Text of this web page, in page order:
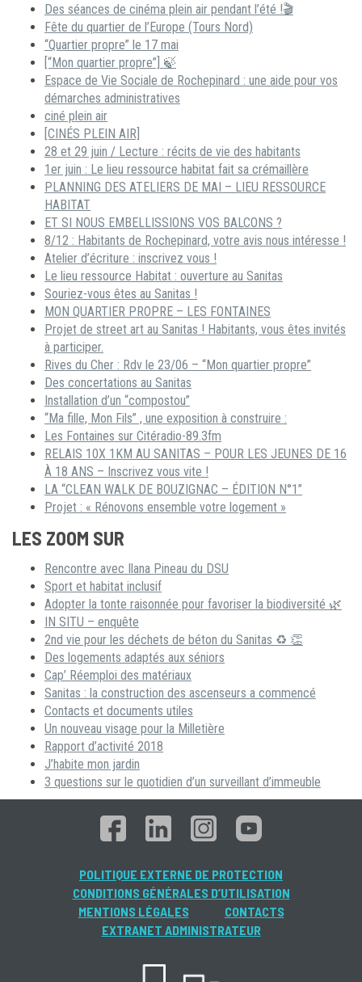
Des séances de cinéma plein air pendant l’été !🎬
Fête du quartier de l’Europe (Tours Nord)
“Quartier propre” le 17 mai
[“Mon quartier propre”] 🍃
Espace de Vie Sociale de Rochepinard : une aide pour vos
démarches administratives
ciné plein air
[CINÉS PLEIN AIR]
28 et 29 juin / Lecture : récits de vie des habitants
1er juin : Le lieu ressource habitat fait sa crémaillère
PLANNING DES ATELIERS DE MAI – LIEU RESSOURCE
HABITAT
ET SI NOUS EMBELLISSIONS VOS BALCONS ?
8/12 : Habitants de Rochepinard, votre avis nous intéresse !
Atelier d’écriture : inscrivez vous !
Le lieu ressource Habitat : ouverture au Sanitas
Souriez-vous êtes au Sanitas !
MON QUARTIER PROPRE – LES FONTAINES
Projet de street art au Sanitas ! Habitants, vous êtes invités
à participer.
Rives du Cher : Rdv le 23/06 – “Mon quartier propre”
Des concertations au Sanitas
Installation d’un “compostou”
“Ma fille, Mon Fils” , une exposition à construire :
Les Fontaines sur Citéradio-89.3fm
RELAIS 10X 1KM AU SANITAS – POUR LES JEUNES DE 16
À 18 ANS – Inscrivez vous vite !
LA “CLEAN WALK DE BOUZIGNAC – ÉDITION N°1”
Projet : « Rénovons ensemble votre logement »
LES ZOOM SUR
Rencontre avec Ilana Pineau du DSU
Sport et habitat inclusif
Adopter la tonte raisonnée pour favoriser la biodiversité 🌿
IN SITU – enquête
2nd vie pour les déchets de béton du Sanitas ♻ 👏
Des logements adaptés aux séniors
Cap’ Réemploi des matériaux
Sanitas : la construction des ascenseurs a commencé
Contacts et documents utiles
Un nouveau visage pour la Milletière
Rapport d’activité 2018
J’habite mon jardin
3 questions sur le quotidien d’un surveillant d’immeuble
POLITIQUE EXTERNE DE PROTECTION
CONDITIONS GÉNÉRALES D’UTILISATION
MENTIONS LÉGALES
CONTACTS
EXTRANET ADMINISTRATEUR